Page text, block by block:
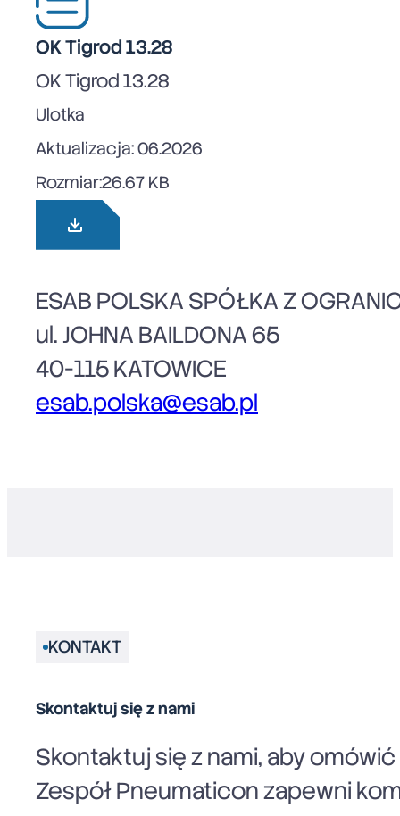
OK Tigrod 13.28
OK Tigrod 13.28
Ulotka
Aktualizacja: 06.2026
Rozmiar:26.67 KB
ESAB POLSKA SPÓŁKA Z
ul. JOHNA BAILDONA 65
40-115 KATOWICE
esab.polska@esab.pl
KONTAKT
Skontaktuj się z nami
Skontaktuj się z nami, aby
Zespół Pneumaticon zapewni